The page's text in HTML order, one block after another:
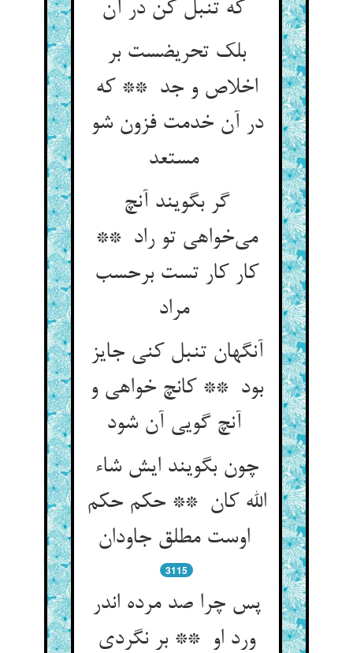
بلک تحریضست بر
اخلاص و جد ** که
در آن خدمت فزون شو
مستعد
گر بگویند آنچ
می‌خواهی تو راد **
کار کار تست برحسب
مراد
آنگهان تنبل کنی جایز
بود ** کانچ خواهی و
چون بگویند ایش شاء
الله کان ** حکم حکم
اوست مطلق جاودان
3115
پس چرا صد مرده اندر
ورد او ** بر نگردی